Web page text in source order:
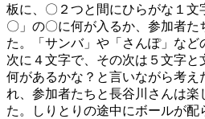
板に、〇２つと間にひらがな１文
〇」の〇に何が入るか、参加者た
た。「サンバ」や「さんぽ」など
次に４文字で、その次は５文字
何があるかな？と言いながら考え
れ、参加者たちと長谷川さんは楽
た。しりとりの途中にボールが